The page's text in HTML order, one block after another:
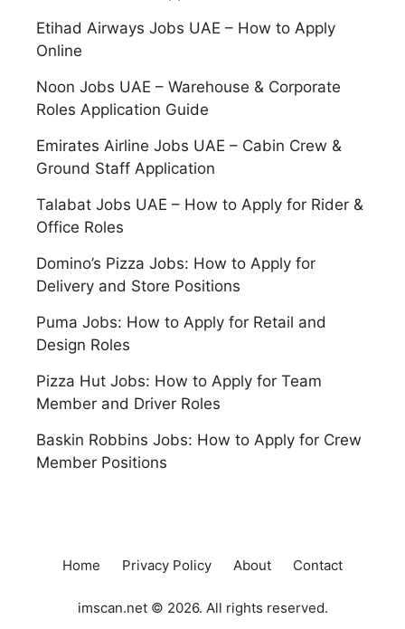
Etihad Airways Jobs UAE – How to Apply
Online
Noon Jobs UAE – Warehouse & Corporate
Roles Application Guide
Emirates Airline Jobs UAE – Cabin Crew &
Ground Staff Application
Talabat Jobs UAE – How to Apply for Rider &
Office Roles
Domino’s Pizza Jobs: How to Apply for
Delivery and Store Positions
Puma Jobs: How to Apply for Retail and
Design Roles
Pizza Hut Jobs: How to Apply for Team
Member and Driver Roles
Baskin Robbins Jobs: How to Apply for Crew
Member Positions
Home Privacy Policy About Contact
imscan.net © 2026. All rights reserved.